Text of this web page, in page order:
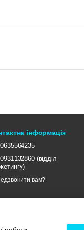
інформація
(відділ
вам?